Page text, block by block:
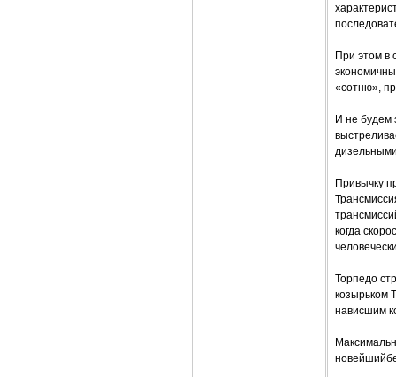
При этом в
«сотню»,
И не будем
Привычку
когда
Торпедо
козырьком
нависшим